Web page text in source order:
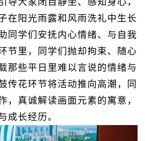
在阳光雨露和风雨洗礼中生长
同学们安抚内心情绪、与自我
节里，同学们抛却拘束、随心
那些平日里难以言说的情绪与
传花环节将活动推向高潮，同
，真诚解读画面元素的寓意，
成长经历。